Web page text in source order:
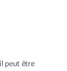
peut être